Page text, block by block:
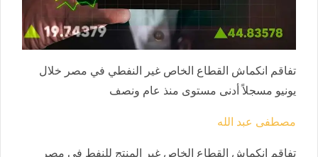
تفاقم انكماش القطاع الخاص غير النفطي في مصر خلال
يونيو مسجلاً أدنى مستوى منذ عام ونصف
مصطفى عبد الله
تفاقم انكماش القطاع الخاص غير المنتج للنفط في مصر